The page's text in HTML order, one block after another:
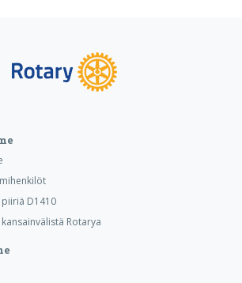
D1410
Rotarya